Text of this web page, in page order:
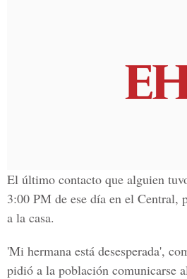
El último contacto que alguien
3:00 PM de ese día en el Central,
a la casa.
'Mi hermana está desesperada',
pidió a la población comunicarse